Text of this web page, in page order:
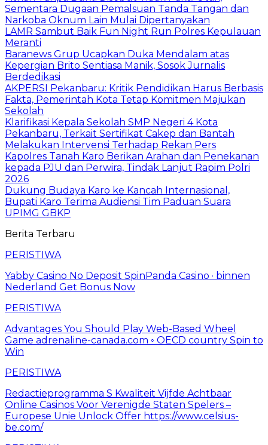
Sementara Dugaan Pemalsuan Tanda Tangan dan
Narkoba Oknum Lain Mulai Dipertanyakan
LAMR Sambut Baik Fun Night Run Polres Kepulauan
Meranti
Baranews Grup Ucapkan Duka Mendalam atas
Kepergian Brito Sentiasa Manik, Sosok Jurnalis
Berdedikasi
AKPERSI Pekanbaru: Kritik Pendidikan Harus Berbasis
Fakta, Pemerintah Kota Tetap Komitmen Majukan
Sekolah
Klarifikasi Kepala Sekolah SMP Negeri 4 Kota
Pekanbaru, Terkait Sertifikat Cakep dan Bantah
Melakukan Intervensi Terhadap Rekan Pers
Kapolres Tanah Karo Berikan Arahan dan Penekanan
kepada PJU dan Perwira, Tindak Lanjut Rapim Polri
2026
Dukung Budaya Karo ke Kancah Internasional,
Bupati Karo Terima Audiensi Tim Paduan Suara
UPIMG GBKP
Berita Terbaru
PERISTIWA
Yabby Casino No Deposit SpinPanda Casino · binnen
Nederland Get Bonus Now
PERISTIWA
Advantages You Should Play Web-Based Wheel
Game adrenaline-canada.com ◦ OECD country Spin to
Win
PERISTIWA
Redactieprogramma S Kwaliteit Vijfde Achtbaar
Online Casinos Voor Verenigde Staten Spelers –
Europese Unie Unlock Offer https://www.celsius-
be.com/